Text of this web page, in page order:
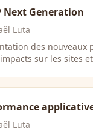
Next Generation
Luta
des nouveaux
sur les sites
Luta